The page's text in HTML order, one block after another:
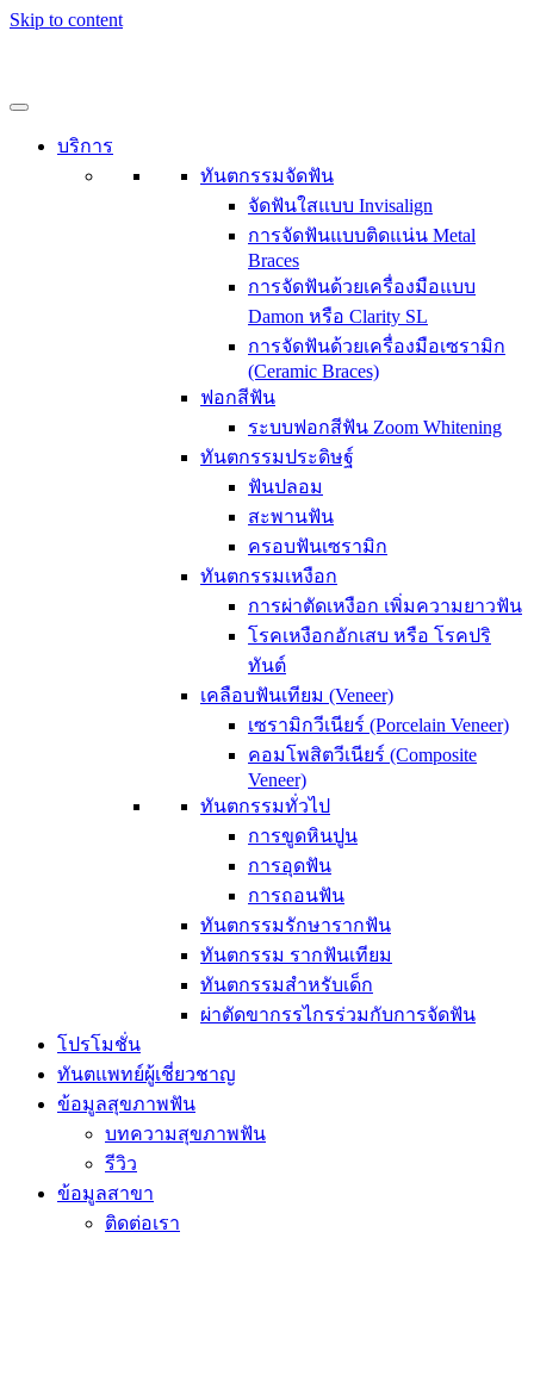
Skip to content
บริการ
ทันตกรรมจัดฟัน
จัดฟันใสแบบ Invisalign
การจัดฟันแบบติดแน่น Metal
Braces
การจัดฟันด้วยเครื่องมือแบบ
Damon หรือ Clarity SL
การจัดฟันด้วยเครื่องมือเซรามิก
(Ceramic Braces)
ฟอกสีฟัน
ระบบฟอกสีฟัน Zoom Whitening
ทันตกรรมประดิษฐ์
ฟันปลอม
สะพานฟัน
ครอบฟันเซรามิก
ทันตกรรมเหงือก
การผ่าตัดเหงือก เพิ่มความยาวฟัน
โรคเหงือกอักเสบ หรือ โรคปริ
ทันต์
เคลือบฟันเทียม (Veneer)
เซรามิกวีเนียร์ (Porcelain Veneer)
คอมโพสิตวีเนียร์ (Composite
Veneer)
ทันตกรรมทั่วไป
การขูดหินปูน
การอุดฟัน
การถอนฟัน
ทันตกรรมรักษารากฟัน
ทันตกรรม รากฟันเทียม
ทันตกรรมสำหรับเด็ก
ผ่าตัดขากรรไกรร่วมกับการจัดฟัน
โปรโมชั่น
ทันตแพทย์ผู้เชี่ยวชาญ
ข้อมูลสุขภาพฟัน
บทความสุขภาพฟัน
รีวิว
ข้อมูลสาขา
ติดต่อเรา